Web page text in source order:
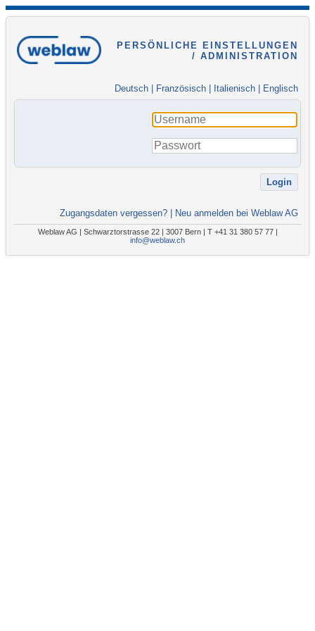
PERSÖNLICHE EINSTELLUNGEN
/ ADMINISTRATION
Deutsch Französisch Italienisch Englisch
Zugangsdaten vergessen? Neu anmelden bei Weblaw AG
Weblaw AG | Schwarztorstrasse 22 | 3007 Bern | T +41 31 380 57 77 |
info@weblaw.ch